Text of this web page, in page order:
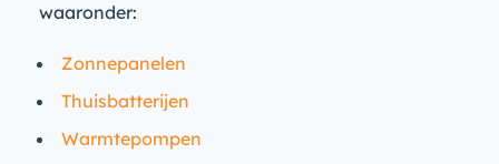
waaronder:
Zonnepanelen
Thuisbatterijen
Warmtepompen